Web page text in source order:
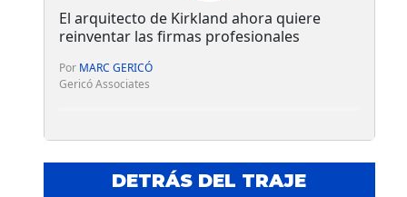
El arquitecto de Kirkland ahora quiere
reinventar las firmas profesionales
Por MARC GERICÓ
Gericó Associates
DETRÁS DEL TRAJE